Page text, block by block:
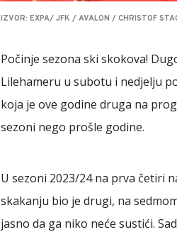
IZVOR: EXPA/ JFK / AVALON / CHRISTOF
Počinje sezona ski skokova!
Lilehameru u subotu i nedjelju
koja je ove godine druga na
sezoni nego prošle godine.
U sezoni 2023/24 na prva četiri
skakanju bio je drugi, na
jasno da ga niko neće sustići.